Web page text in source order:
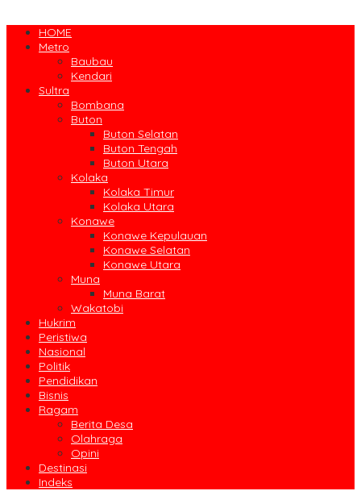
HOME
Metro
Baubau
Kendari
Sultra
Bombana
Buton
Buton Selatan
Buton Tengah
Buton Utara
Kolaka
Kolaka Timur
Kolaka Utara
Konawe
Konawe Kepulauan
Konawe Selatan
Konawe Utara
Muna
Muna Barat
Wakatobi
Hukrim
Peristiwa
Nasional
Politik
Pendidikan
Bisnis
Ragam
Berita Desa
Olahraga
Opini
Destinasi
Indeks